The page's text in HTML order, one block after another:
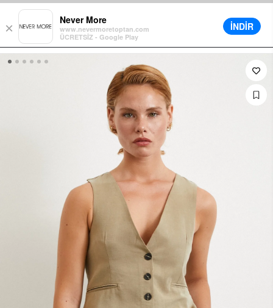
×
Never More
www.nevermoretoptan.com
ÜCRETSİZ - Google Play
İNDİR
für alle Bestellungen